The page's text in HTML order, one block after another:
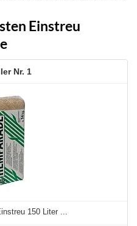
Einstreu
1
150 Liter ...